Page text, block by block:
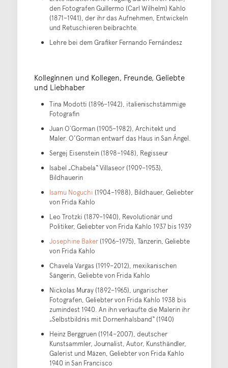
den Fotografen Guillermo (Carl Wilhelm) Kahlo
(1871–1941), der ihr das Aufnehmen, Entwickeln
und Retuschieren beibrachte.
Lehre bei dem Grafiker Fernando Fernándesz
Kolleginnen und Kollegen, Freunde, Geliebte
und Liebhaber
Tina Modotti (1896–1942), italienischstämmige
Fotografin
Juan O´Gorman (1905–1982), Architekt und
Maler. O’Gorman entwarf das Haus in San Ángel.
Sergej Eisenstein (1898–1948), Regisseur
Isabel „Chabela“ Villaseor (1909–1953),
Bildhauerin
Isamu Noguchi (1904–1988), Bildhauer, Geliebter
von Frida Kahlo
Leo Trotzki (1879–1940), Revolutionär und
Politiker, Geliebter von Frida Kahlo 1937 bis 1939
Josephine Baker(1906–1975), Tänzerin, Geliebte
von Frida Kahlo
Chavela Vargas (1919–2012), mexikanischen
Sängerin, Geliebte von Frida Kahlo
Nickolas Muray (1892–1965), ungarischer
Fotografen, Geliebter von Frida Kahlo 1938 bis
zumindest 1940. An ihn verkaufte die Malerin ihr
„Selbstbildnis mit Dornenhalsband“ (1940)
Heinz Berggruen (1914–2007), deutscher
Kunstsammler, Journalist, Autor, Kunsthändler,
Galerist und Mäzen, Geliebter von Frida Kahlo
1940 in San Francisco